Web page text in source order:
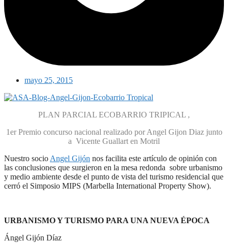
mayo 25, 2015
PLAN PARCIAL ECOBARRIO TRIPICAL ,
1er Premio concurso nacional realizado por Angel Gijon Diaz junto
a Vicente Guallart en Motril
Nuestro socio Angel Gijón nos facilita este artículo de opinión con
las conclusiones que surgieron en la mesa redonda sobre urbanismo
y medio ambiente desde el punto de vista del turismo residencial que
cerró el Simposio MIPS (Marbella International Property Show).
URBANISMO Y TURISMO PARA UNA NUEVA ÉPOCA
Ángel Gijón Díaz